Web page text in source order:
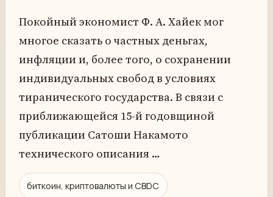
Покойный экономист Ф. А. Хайек мог
многое сказать о частных деньгах,
инфляции и, более того, о сохранении
индивидуальных свобод в условиях
тиранического государства. В связи с
приближающейся 15-й годовщиной
публикации Сатоши Накамото
технического описания …
биткоин, криптовалюты и CBDC